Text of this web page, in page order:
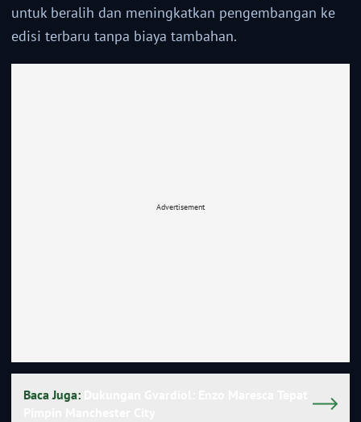
untuk beralih dan meningkatkan pengembangan ke
edisi terbaru tanpa biaya tambahan.
Advertisement
Baca Juga: